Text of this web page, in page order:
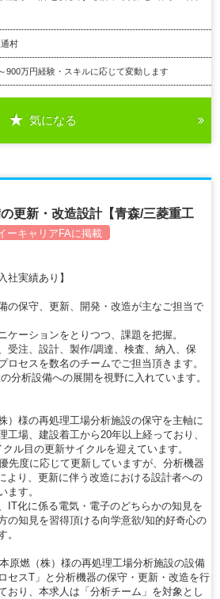
村
900万円経験・スキルに応じて変動します
気になる
更新・改造設計【青森/三菱重工
ーキャリアFAに掲載
社実績あり】
の保守、更新、開発・改造が主なご担当で
ケーションをとりつつ、課題を把握。
受注、設計、製作/調達、検査、納入、保
ロセスを数名のチームでご担当頂きます。
分析設備への展開を視野に入れています。
）様の再処理工場分析施設の保守を主軸に
工場、建設着工から20年以上経っており、
ル目の更新サイクルを迎えています。
先度に応じて更新していますが、分析機器
より、更新に伴う改造における設計者への
ます。
IT化に係る電気・電子のどちらかの知見を
の知見を習得頂ける向学意欲/知的好奇心の
。
原燃（株）様の再処理工場分析施設の設備
セスT」と分析機器の保守・更新・改造を行
おり、本求人は「分析チーム」を対象とし